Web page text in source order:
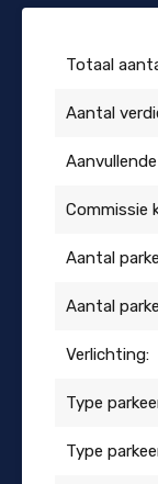
Totaal
Aantal
Commissie
Aantal
Aantal
Verlichting:
Type
Type